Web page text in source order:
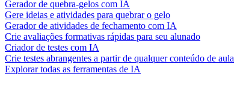
Gerador de quebra-gelos com IA
Gere ideias e atividades para quebrar o gelo
Gerador de atividades de fechamento com IA
Crie avaliações formativas rápidas para seu alunado
Criador de testes com IA
Crie testes abrangentes a partir de qualquer conteúdo de aula
Explorar todas as ferramentas de IA